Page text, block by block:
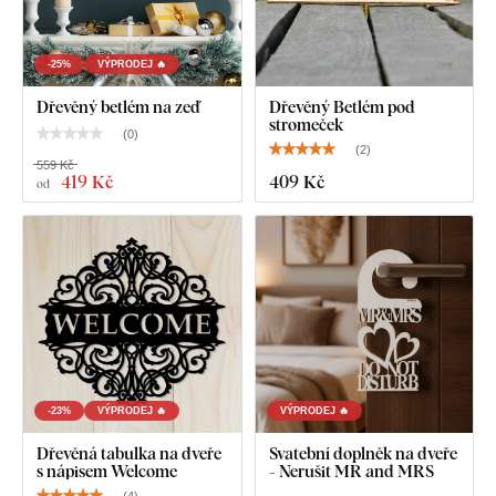
-25% VÝPRODEJ 🔥
Dřevěný betlém na zeď
(0)
od 419 Kč
559 Kč
Dřevěný Betlém pod
stromeček
(2)
409 Kč
-23% VÝPRODEJ 🔥
Dřevěná tabulka na dveře
s nápisem Welcome
VÝPRODEJ 🔥
Svatební doplněk na dveře
- Nerušit MR and MRS